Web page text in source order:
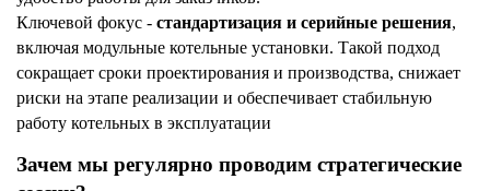
Ключевой фокус - стандартизация и серийные решения,
включая модульные котельные установки. Такой подход
сокращает сроки проектирования и производства, снижает
риски на этапе реализации и обеспечивает стабильную
работу котельных в эксплуатации
Зачем мы регулярно проводим стратегические